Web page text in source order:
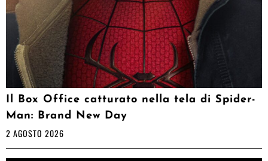
Il Box Office catturato nella tela di Spider-
Man: Brand New Day
2 AGOSTO 2026